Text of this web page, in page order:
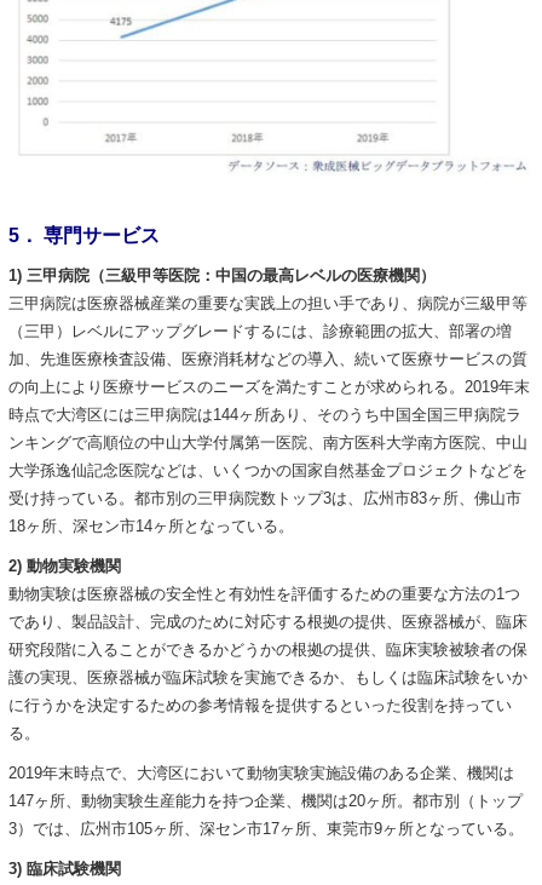
5． 専門サービス
1) 三甲病院（三級甲等医院：中国の最高レベルの医療機関）
三甲病院は医療器械産業の重要な実践上の担い手であり、病院が三級甲等
（三甲）レベルにアップグレードするには、診療範囲の拡大、部署の増
加、先進医療検査設備、医療消耗材などの導入、続いて医療サービスの質
の向上により医療サービスのニーズを満たすことが求められる。2019年末
時点で大湾区には三甲病院は144ヶ所あり、そのうち中国全国三甲病院ラ
ンキングで高順位の中山大学付属第一医院、南方医科大学南方医院、中山
大学孫逸仙記念医院などは、いくつかの国家自然基金プロジェクトなどを
受け持っている。都市別の三甲病院数トップ3は、広州市83ヶ所、佛山市
18ヶ所、深セン市14ヶ所となっている。
2) 動物実験機関
動物実験は医療器械の安全性と有効性を評価するための重要な方法の1つ
であり、製品設計、完成のために対応する根拠の提供、医療器械が、臨床
研究段階に入ることができるかどうかの根拠の提供、臨床実験被験者の保
護の実現、医療器械が臨床試験を実施できるか、もしくは臨床試験をいか
に行うかを決定するための参考情報を提供するといった役割を持ってい
る。
2019年末時点で、大湾区において動物実験実施設備のある企業、機関は
147ヶ所、動物実験生産能力を持つ企業、機関は20ヶ所。都市別（トップ
3）では、広州市105ヶ所、深セン市17ヶ所、東莞市9ヶ所となっている。
3) 臨床試験機関